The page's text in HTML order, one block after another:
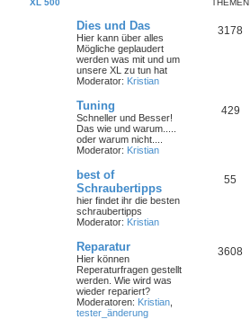
XL 500 THEMEN
Dies und Das
Hier kann über alles
Mögliche geplaudert
werden was mit und um
unsere XL zu tun hat
Moderator: Kristian
3178
Tuning
Schneller und Besser!
Das wie und warum.....
oder warum nicht....
Moderator: Kristian
429
best of
Schraubertipps
hier findet ihr die besten
schraubertipps
Moderator: Kristian
55
Reparatur
Hier können
Reperaturfragen gestellt
werden. Wie wird was
wieder repariert?
Moderatoren: Kristian
tester_änderung
3608